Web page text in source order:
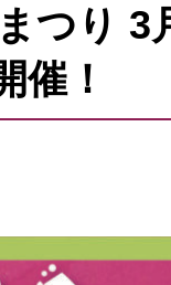
つり 3
催！